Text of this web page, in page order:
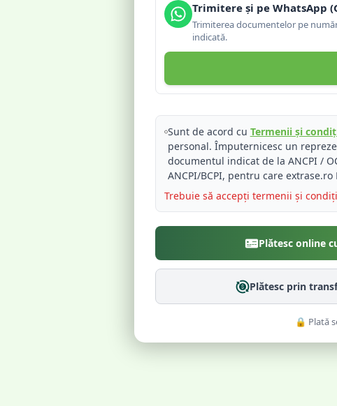
Trimitere și pe WhatsApp
Trimiterea documentelor pe
indicată.
Sunt de acord cu Termenii și
personal. Împuternicesc un
documentul indicat de la ANCPI /
ANCPI/BCPI, pentru care
Trebuie să accepți termenii și
Plătesc online
Plătesc prin
🔒 Plată